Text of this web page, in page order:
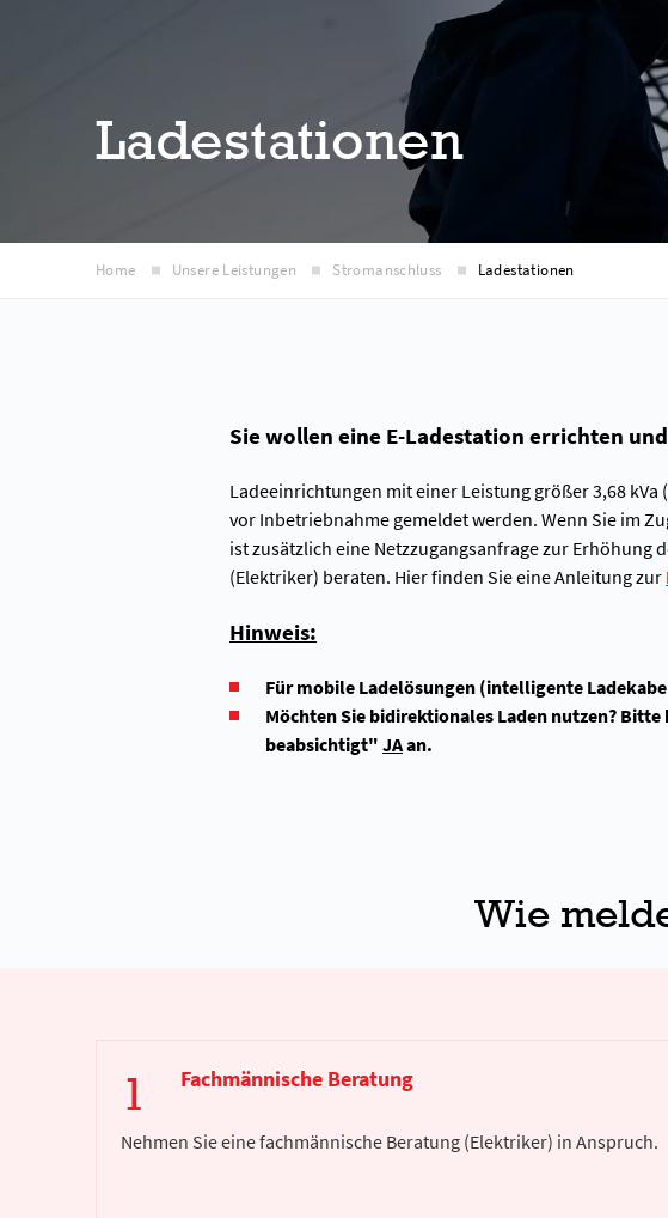
Ladestationen
Home Unsere Leistungen Stromanschluss Ladestationen
Sie wollen eine E-Ladestation errichten
Ladeeinrichtungen mit einer Leistung größer 3,68
vor Inbetriebnahme gemeldet werden. Wenn Sie im
ist zusätzlich eine Netzzugangsanfrage zur Erhöhung
(Elektriker) beraten. Hier finden Sie eine Anleitung zur
Hinweis:
Für mobile Ladelösungen (intelligente
Möchten Sie bidirektionales Laden nutzen?
beabsichtigt" JAan.
Wie
Fachmännische Beratung
Nehmen Sie eine fachmännische Beratung (Elektriker) in Anspruch.